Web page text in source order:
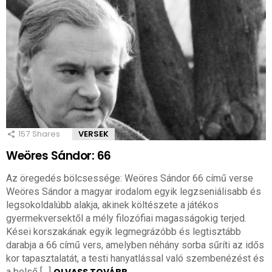
157 Shares VERSEK
Weöres Sándor: 66
Az öregedés bölcsessége: Weöres Sándor 66 című verse
Weöres Sándor a magyar irodalom egyik legzseniálisabb és
legsokoldalúbb alakja, akinek költészete a játékos
gyermekversektől a mély filozófiai magasságokig terjed.
Kései korszakának egyik legmegrázóbb és legtisztább
darabja a 66 című vers, amelyben néhány sorba sűríti az idős
kor tapasztalatát, a testi hanyatlással való szembenézést és